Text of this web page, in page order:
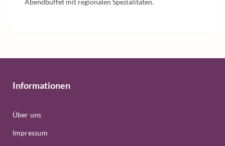
Abendbuffet mit regionalen Spezialitäten.
Informationen
Über uns
Impressum